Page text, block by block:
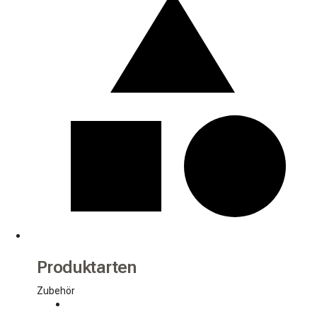
Produktarten
Zubehör